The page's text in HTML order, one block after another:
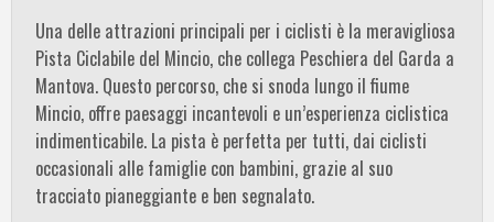
Una delle attrazioni principali per i ciclisti è la meravigliosa
Pista Ciclabile del Mincio, che collega Peschiera del Garda a
Mantova. Questo percorso, che si snoda lungo il fiume
Mincio, offre paesaggi incantevoli e un’esperienza ciclistica
indimenticabile. La pista è perfetta per tutti, dai ciclisti
occasionali alle famiglie con bambini, grazie al suo
tracciato pianeggiante e ben segnalato.